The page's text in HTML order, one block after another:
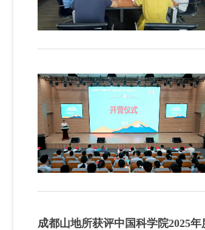
成都山地所获评中国科学院2025